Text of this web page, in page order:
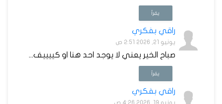
يقرأ
راقي بفكري
يونيو 21, 2026 2:51 ص
صباح الخير يعني لا يوجد احد هنا او كييييف...
يقرأ
راقي بفكري
يونيو 19, 2026 4:26 ص